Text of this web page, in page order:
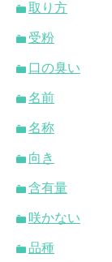
取り方
受粉
口の臭い
名前
名称
向き
含有量
咲かない
品種